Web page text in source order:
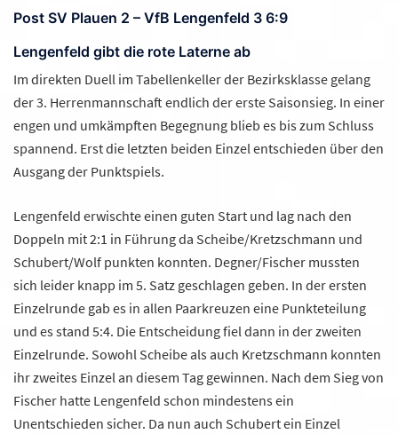
Post SV Plauen 2 – VfB Lengenfeld 3 6:9
Lengenfeld gibt die rote Laterne ab
Im direkten Duell im Tabellenkeller der Bezirksklasse gelang
der 3. Herrenmannschaft endlich der erste Saisonsieg. In einer
engen und umkämpften Begegnung blieb es bis zum Schluss
spannend. Erst die letzten beiden Einzel entschieden über den
Ausgang der Punktspiels.
Lengenfeld erwischte einen guten Start und lag nach den
Doppeln mit 2:1 in Führung da Scheibe/Kretzschmann und
Schubert/Wolf punkten konnten. Degner/Fischer mussten
sich leider knapp im 5. Satz geschlagen geben. In der ersten
Einzelrunde gab es in allen Paarkreuzen eine Punkteteilung
und es stand 5:4. Die Entscheidung fiel dann in der zweiten
Einzelrunde. Sowohl Scheibe als auch Kretzschmann konnten
ihr zweites Einzel an diesem Tag gewinnen. Nach dem Sieg von
Fischer hatte Lengenfeld schon mindestens ein
Unentschieden sicher. Da nun auch Schubert ein Einzel